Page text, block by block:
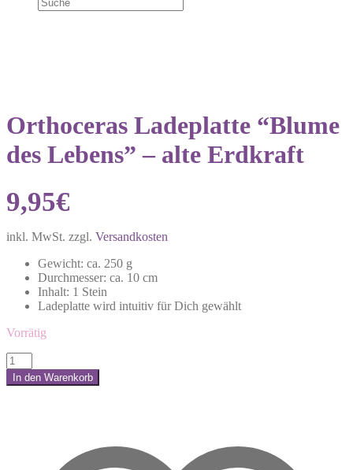
Orthoceras Ladeplatte “Blume
des Lebens” – alte Erdkraft
9,95€
inkl. MwSt. zzgl. Versandkosten
Gewicht: ca. 250 g
Durchmesser: ca. 10 cm
Inhalt: 1 Stein
Ladeplatte wird intuitiv für Dich gewählt
Vorrätig
Orthoceras
Ladeplatte
"Blume
In den Warenkorb